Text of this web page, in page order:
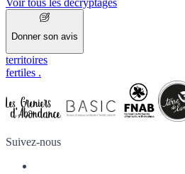
Donner son avis
territoires
fertiles .
Suivez-nous